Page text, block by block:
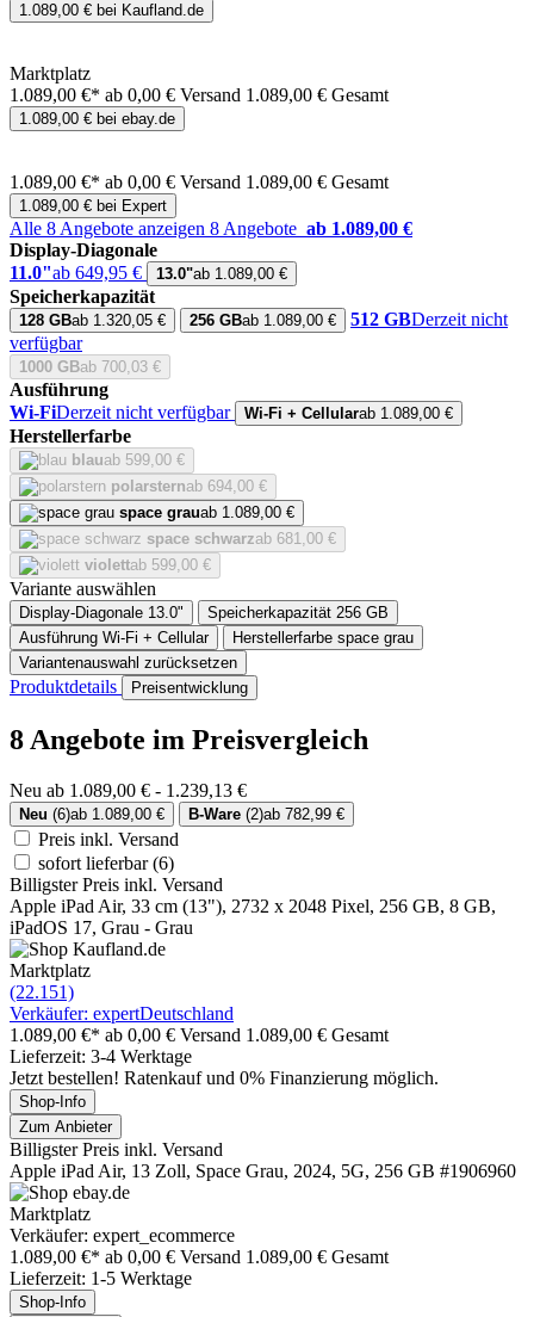
1.089,00 € bei Kaufland.de
Marktplatz
1.089,00 €* ab 0,00 € Versand 1.089,00 € Gesamt
1.089,00 € bei ebay.de
1.089,00 €* ab 0,00 € Versand 1.089,00 € Gesamt
1.089,00 € bei Expert
Alle 8 Angebote anzeigen 8 Angebote ab 1.089,00 €
Display-Diagonale
11.0"ab 649,95 € 13.0"ab 1.089,00 €
Speicherkapazität
128 GBab 1.320,05 € 256 GBab 1.089,00 € 512 GBDerzeit nicht
verfügbar
1000 GBab 700,03 €
Ausführung
Wi-FiDerzeit nicht verfügbar Wi-Fi + Cellularab 1.089,00 €
Herstellerfarbe
blauab 599,00 €
polarsternab 694,00 €
space grauab 1.089,00 €
space schwarzab 681,00 €
violettab 599,00 €
Variante auswählen
Display-Diagonale 13.0" Speicherkapazität 256 GB
Ausführung Wi-Fi + Cellular Herstellerfarbe space grau
Variantenauswahl zurücksetzen
Produktdetails Preisentwicklung
8 Angebote im Preisvergleich
Neu ab 1.089,00 € - 1.239,13 €
Neu (6)ab 1.089,00 € B-Ware (2)ab 782,99 €
Preis inkl. Versand
sofort lieferbar(6)
Billigster Preis inkl. Versand
Apple iPad Air, 33 cm (13"), 2732 x 2048 Pixel, 256 GB, 8 GB,
iPadOS 17, Grau - Grau
Marktplatz
(22.151)
Verkäufer: expertDeutschland
1.089,00 €* ab 0,00 € Versand 1.089,00 € Gesamt
Lieferzeit: 3-4 Werktage
Jetzt bestellen! Ratenkauf und 0% Finanzierung möglich.
Shop-Info
Zum Anbieter
Billigster Preis inkl. Versand
Apple iPad Air, 13 Zoll, Space Grau, 2024, 5G, 256 GB #1906960
Marktplatz
Verkäufer: expert_ecommerce
1.089,00 €* ab 0,00 € Versand 1.089,00 € Gesamt
Lieferzeit: 1-5 Werktage
Shop-Info